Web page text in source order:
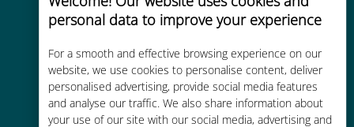
personal data to improve your experience
For a smooth and effective browsing experience on our
website, we use cookies to personalise content, deliver
personalised advertising, provide social media features
and analyse our traffic. We also share information about
your use of our site with our social media, advertising and
Custo-benefício
Até 90% mais barato do que as
tarifas de roaming de sua
operadora atual